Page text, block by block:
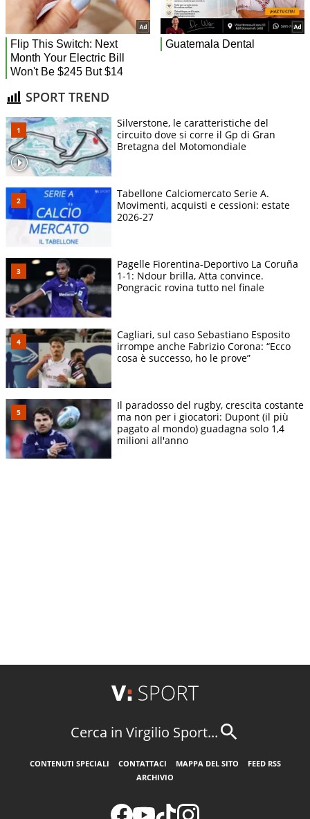
SPORT TREND
Silverstone, le caratteristiche del
circuito dove si corre il Gp di Gran
Bretagna del Motomondiale
Tabellone Calciomercato Serie A.
Movimenti, acquisti e cessioni: estate
2026-27
Pagelle Fiorentina-Deportivo La Coruña
1-1: Ndour brilla, Atta convince.
Pongracic rovina tutto nel finale
Cagliari, sul caso Sebastiano Esposito
irrompe anche Fabrizio Corona: “Ecco
cosa è successo, ho le prove”
Il paradosso del rugby, crescita costante
ma non per i giocatori: Dupont (il più
pagato al mondo) guadagna solo 1,4
milioni all'anno
Cerca in Virgilio Sport...
CONTENUTI SPECIALI CONTATTACI MAPPA DEL SITO
FEED RSS
ARCHIVIO